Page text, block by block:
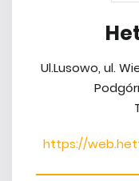
Ul.Lusowo, ul.
https://